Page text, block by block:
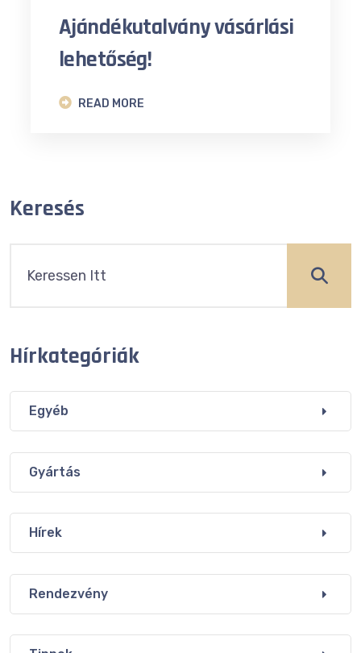
Ajándékutalvány vásárlási
lehetőség!
READ MORE
Keresés
Hírkategóriák
Egyéb
Gyártás
Hírek
Rendezvény